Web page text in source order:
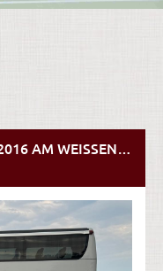
FALKEN BEIM BEACHTURNIER 2016 AM WEISSENHÄUSER STRAND!